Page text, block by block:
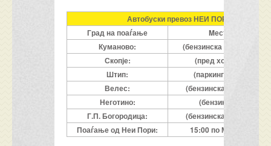
Автобуски превоз НЕИ ПОРИ, според
Град на поаѓање
Mесто на
Куманово:
(бензинска Макпетрол -
Скопје:
(пред хотел
Штип:
(паркинг пред нова
Велес:
(бензинска, мотел
Неготино:
(бензинска,
Г.П. Богородица:
(бензинска, Oкта /
Поаѓање од Неи Пори:
15:00 по МК време /